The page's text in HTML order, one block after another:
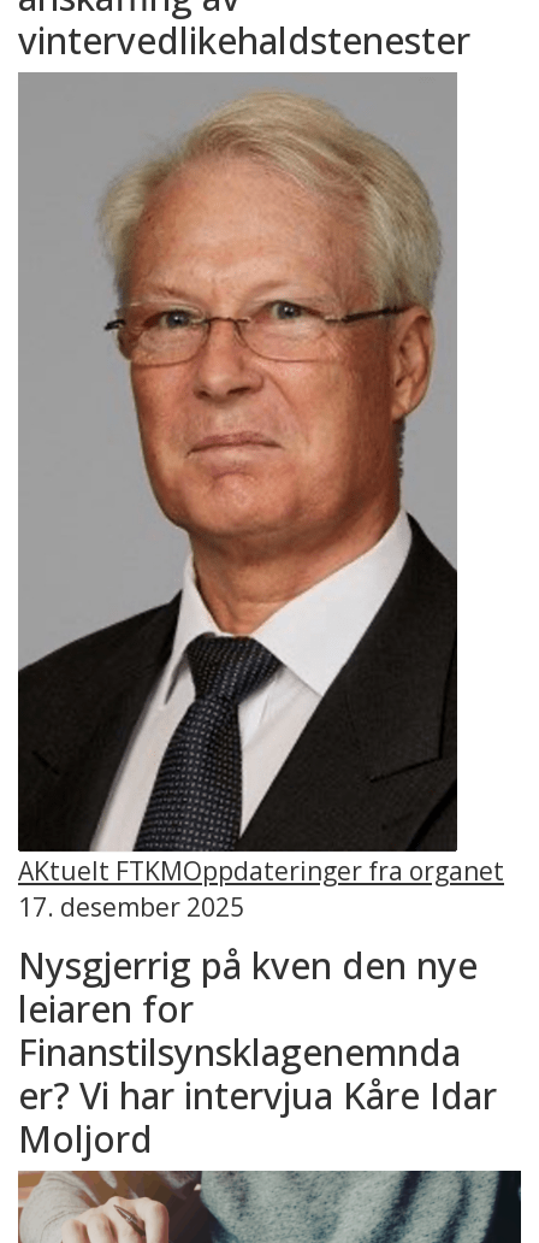
vintervedlikehaldstenester
AKtuelt FTKMOppdateringer fra organet
17. desember 2025
Nysgjerrig på kven den nye
leiaren for
Finanstilsynsklagenemnda
er? Vi har intervjua Kåre Idar
Moljord